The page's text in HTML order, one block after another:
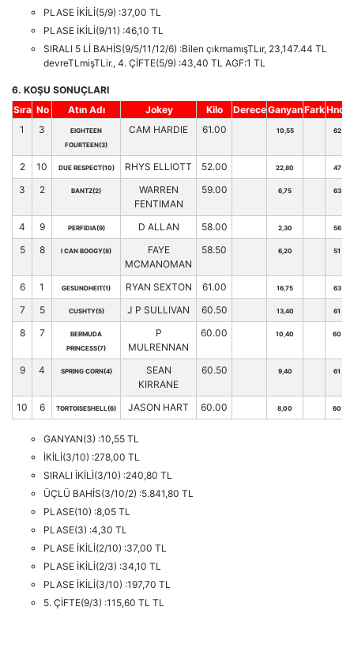
PLASE İKİLİ(5/9) :37,00 TL
PLASE İKİLİ(9/11) :46,10 TL
SIRALI 5 Lİ BAHİS(9/5/11/12/6) :Bilen çıkmamışTLır, 23,147.44 TL
devreTLmişTLir., 4. ÇİFTE(5/9) :43,40 TL AGF:1 TL
6. KOŞU SONUÇLARI
Sıra No Atın Adı Jokey Kilo DereceGanyanFarkHnd.
1
3
EIGHTEEN
FOURTEEN(3)
CAM HARDIE 61.00 10,55 62
2 10 DUE RESPECT(10) RHYS ELLIOTT 52.00 22,80 47
3 2 BANTZ(2)
WARREN
FENTIMAN
59.00 6,75 63
4 9 PERFIDIA(9) D ALLAN 58.00 2,30 56
5 8 I CAN BOOGY(8)
FAYE
MCMANOMAN
58.50 6,20 51
6 1 GESUNDHEIT(1) RYAN SEXTON 61.00 16,75 63
7 5 CUSHTY(5) J P SULLIVAN 60.50 13,40 61
8 7
BERMUDA
PRINCESS(7)
P
MULRENNAN
60.00 10,40 60
9 4 SPRING CORN(4)
SEAN
KIRRANE
60.50 9,40 61
10 6 TORTOISESHELL(6) JASON HART 60.00 8,00 60
GANYAN(3) :10,55 TL
İKİLİ(3/10) :278,00 TL
SIRALI İKİLİ(3/10) :240,80 TL
ÜÇLÜ BAHİS(3/10/2) :5.841,80 TL
PLASE(10) :8,05 TL
PLASE(3) :4,30 TL
PLASE İKİLİ(2/10) :37,00 TL
PLASE İKİLİ(2/3) :34,10 TL
PLASE İKİLİ(3/10) :197,70 TL
5. ÇİFTE(9/3) :115,60 TL TL